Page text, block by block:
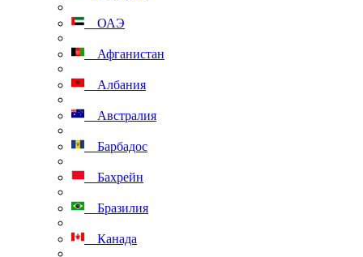
ОАЭ
Афганистан
Албания
Австралия
Барбадос
Бахрейн
Бразилия
Канада